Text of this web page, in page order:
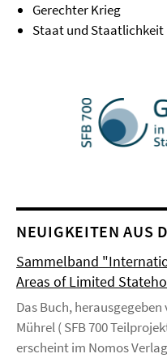
Gerechter Krieg
Staat und Staatlichkeit
NEUIGKEITEN AUS
Sammelband
Areas of Limited
Das Buch,
Mührel ( SFB 700
erscheint im Nomos